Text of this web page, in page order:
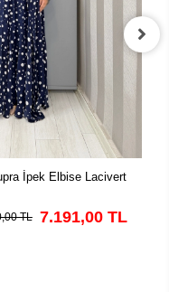
İpek Elbise Lacivert
TL 7.191,00 TL